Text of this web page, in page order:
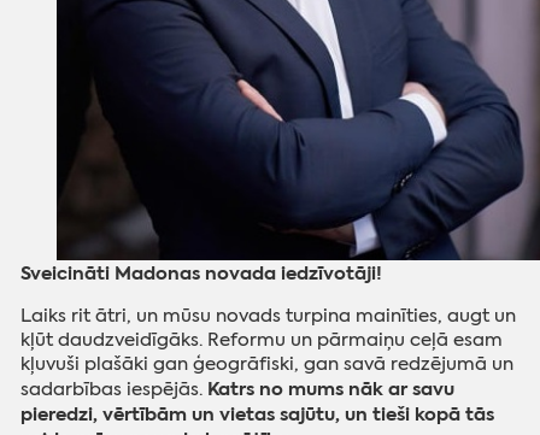
Sveicināti Madonas novada iedzīvotāji!
Laiks rit ātri, un mūsu novads turpina mainīties, augt un
kļūt daudzveidīgāks. Reformu un pārmaiņu ceļā esam
kļuvuši plašāki gan ģeogrāfiski, gan savā redzējumā un
sadarbības iespējās. Katrs no mums nāk ar savu
pieredzi, vērtībām un vietas sajūtu, un tieši kopā tās